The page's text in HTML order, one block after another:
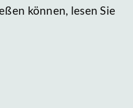
können, lesen Sie